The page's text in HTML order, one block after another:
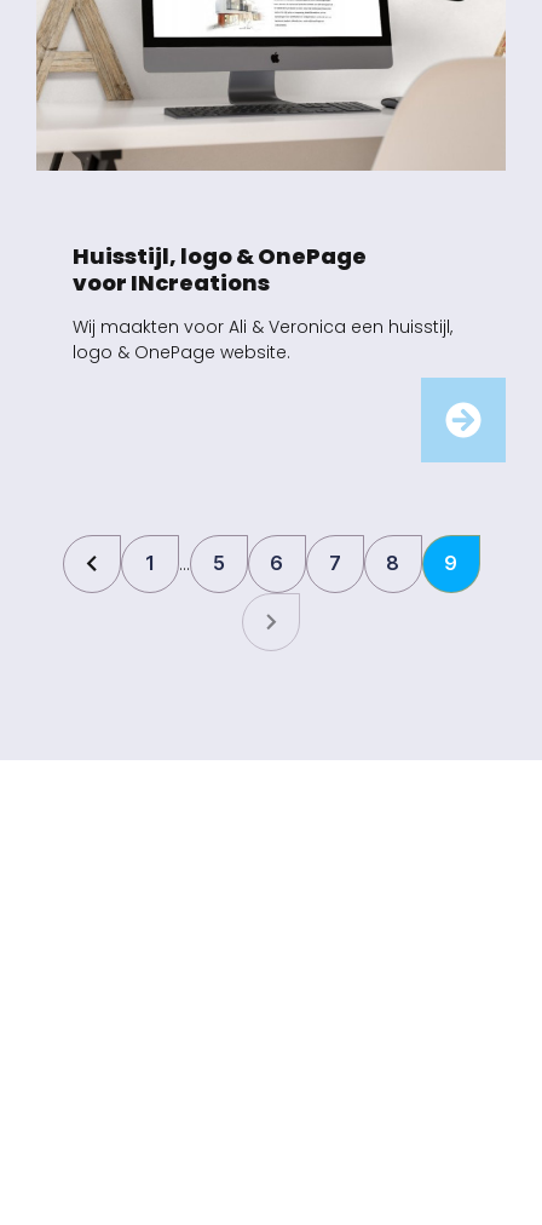
Huisstijl, logo & OnePage
voor INcreations
Wij maakten voor Ali & Veronica een huisstijl,
logo & OnePage website.
1 5 6 7 8 9